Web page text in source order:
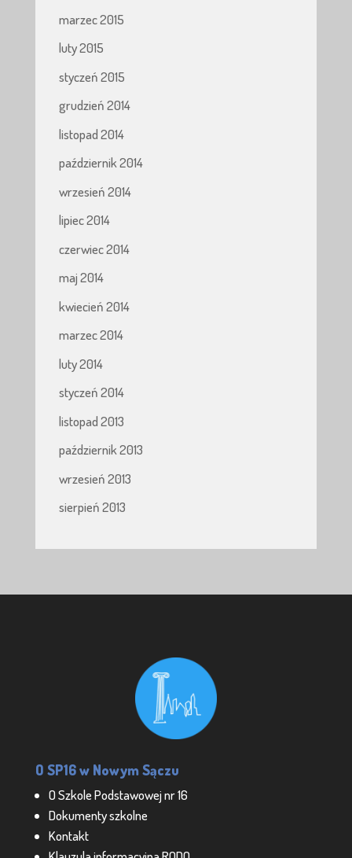
marzec 2015
luty 2015
styczeń 2015
grudzień 2014
listopad 2014
październik 2014
wrzesień 2014
lipiec 2014
czerwiec 2014
maj 2014
kwiecień 2014
marzec 2014
luty 2014
styczeń 2014
listopad 2013
październik 2013
wrzesień 2013
sierpień 2013
O SP16 w Nowym Sączu
O Szkole Podstawowej nr 16
Dokumenty szkolne
Kontakt